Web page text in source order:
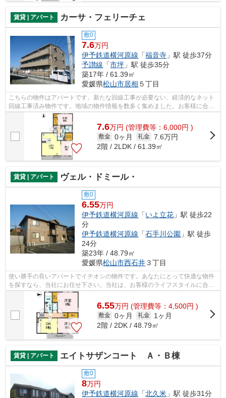
賃貸 | アパート カーサ・フェリーチェ
敷0
7.6万円
伊予鉄道横河原線 「福音寺 」駅 徒歩37分
予讃線 「市坪 」駅 徒歩35分
築17年 / 61.39㎡
愛媛県松山市居相 ５丁目
こちらの物件はアパートです。新たな回線工事が必要ない、経済的なネット
回線工事済み物件です。地域の物件情報を数多く集めました。お客様に合っ
た物件をご自由にお選び下さい。お問...
7.6万円 (管理費等：6,000円 )
敷金 0ヶ月 礼金 7.6万円
2階 / 2LDK / 61.39㎡
賃貸 | アパート ヴェル・ドミール・
敷0
6.55万円
伊予鉄道横河原線 「いよ立花 」駅 徒歩22
分
伊予鉄道横河原線 「石手川公園 」駅 徒歩
24分
築23年 / 48.79㎡
愛媛県松山市西石井３丁目
使い勝手の良いアパートでイチオシの物件です。あなたにとって快適な物件
を探すなら、当社にお任せ下さい。当社は、お客様のライフスタイルに合わ
せて物件のご紹介をいたしますので、...
6.55万円 (管理費等：4,500円 )
敷金 0ヶ月 礼金
1ヶ月
2階 / 2DK / 48.79㎡
賃貸 | アパート エイトサザンコート Ａ・Ｂ棟
敷0
8万円
伊予鉄道横河原線 「北久米 」駅 徒歩31分